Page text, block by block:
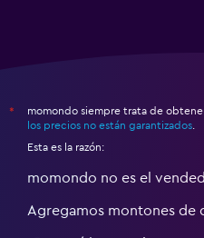
*
momondo siempre trata de
los precios no están garantizados
Esta es la razón:
momondo no es el
Agregamos montones de